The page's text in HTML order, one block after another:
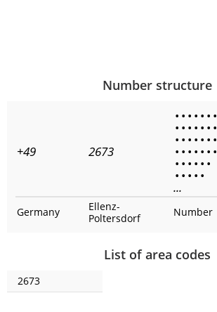
Number structure
+49 2673
• • • • • • •
• • • • • • •
• • • • • • •
• • • • • • •
• • • • • •
• • • • •
...
Germany
Ellenz-
Poltersdorf
Number
List of area codes
2673